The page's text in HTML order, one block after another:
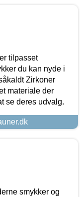
tilpasset
du kan nyde i
Zirkoner
materiale der
se deres udvalg.
smykker og